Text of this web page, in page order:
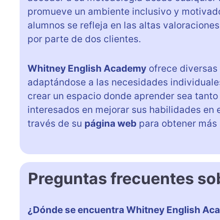
promueve un ambiente inclusivo y
alumnos se refleja en las altas
por parte de dos clientes.
Whitney English Academy ofrece
adaptándose a las necesidades
crear un espacio donde aprender sea
interesados en mejorar sus habilidades
través de su página web para obtener
Preguntas frecuentes
¿Dónde se encuentra Whitney English